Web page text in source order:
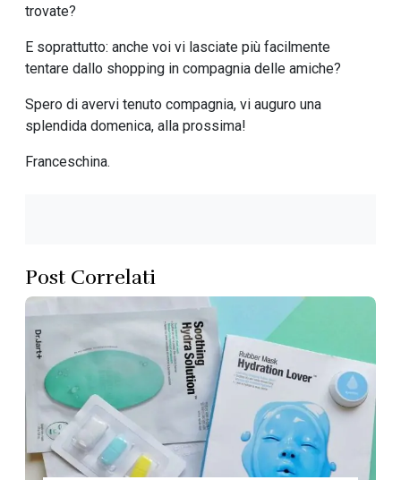
trovate?
E soprattutto: anche voi vi lasciate più facilmente
tentare dallo shopping in compagnia delle amiche?
Spero di avervi tenuto compagnia, vi auguro una
splendida domenica, alla prossima!
Franceschina.
Post Correlati